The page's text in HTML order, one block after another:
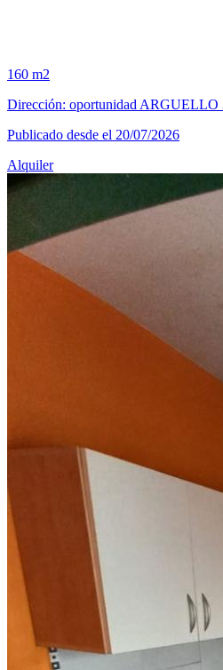
160 m2
Dirección: oportunidad
Publicado desde el 20/07/2026
Alquiler